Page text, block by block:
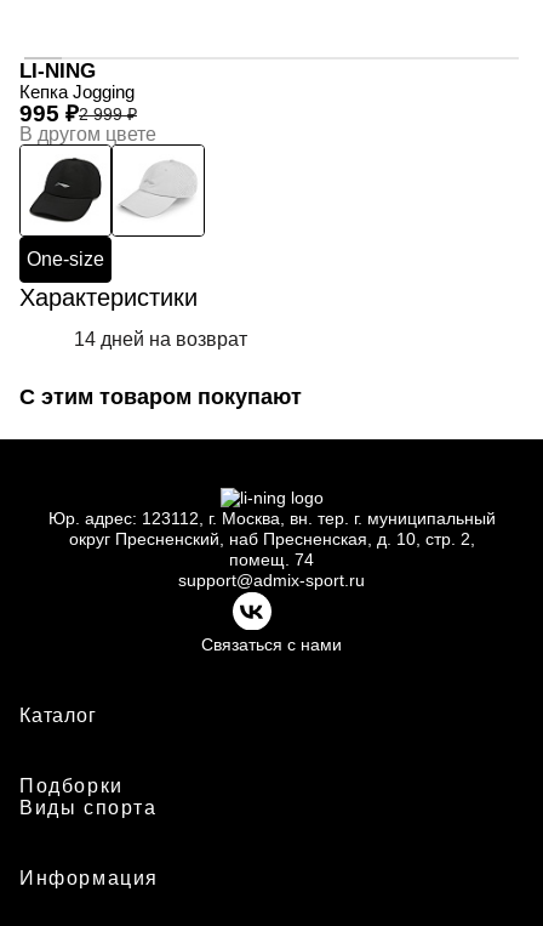
LI-NING
Кепка Jogging
2 999 ₽
995 ₽
В другом цвете
One-size
Характеристики
14 дней на возврат
С этим товаром покупают
Юр. адрес: 123112, г. Москва, вн. тер. г. муниципальный
округ Пресненский, наб Пресненская, д.
10, стр. 2,
помещ. 74
support@admix-sport.ru
Связаться с нами
Каталог
Подборки
Виды спорта
Информация